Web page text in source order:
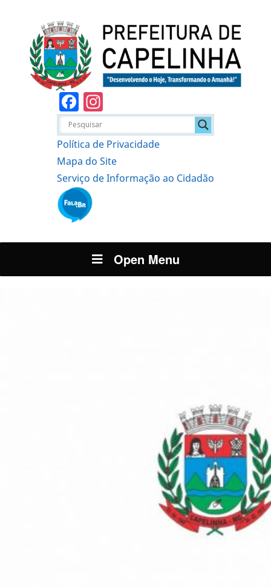
Facebook
Política de Privacidade
Mapa do Site
Serviço de Informação ao Cidadão
Open Menu